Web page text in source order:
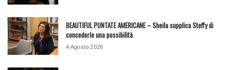
BEAUTIFUL PUNTATE AMERICANE – Sheila supplica Steffy di
concederle una possibilità
4 Agosto 2026